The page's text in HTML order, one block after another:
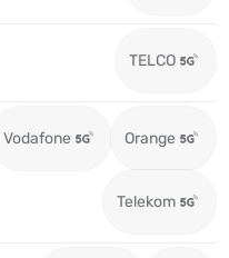
TELCO
Vodafone Orange
Telekom